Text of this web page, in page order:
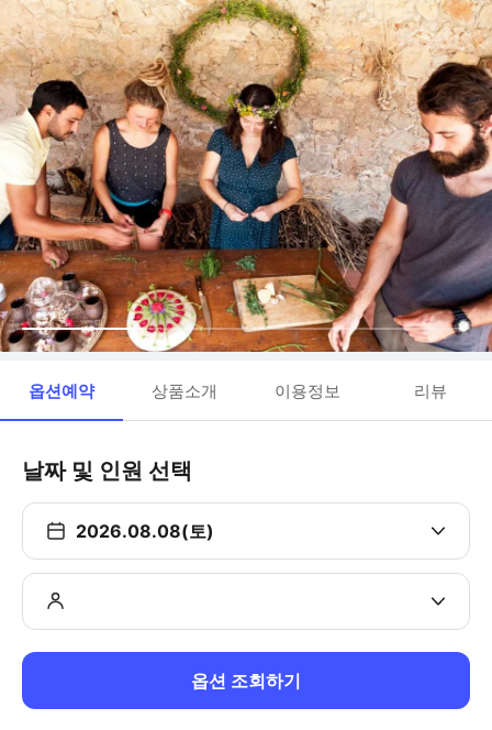
옵션예약 상품소개 이용정보 리뷰
날짜 및 인원 선택
2026.08.08(토)
옵션 조회하기